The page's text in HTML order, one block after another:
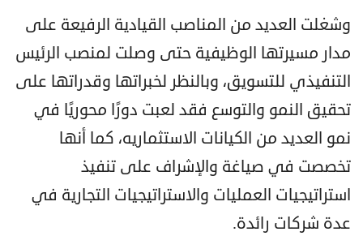
وشغلت العديد من المناصب القيادية الرفيعة على
مدار مسيرتها الوظيفية حتى وصلت لمنصب الرئيس
التنفيذي للتسويق، وبالنظر لخبراتها وقدراتها على
تحقيق النمو والتوسع فقد لعبت دورًا محوريًا في
نمو العديد من الكيانات الاستثماريه، كما أنها
تخصصت في صياغة والإشراف على تنفيذ
استراتيجيات العمليات والاستراتيجيات التجارية في
عدة شركات رائدة.